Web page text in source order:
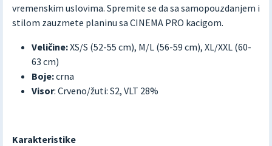
vremenskim uslovima. Spremite se da sa samopouzdanjem i
stilom zauzmete planinu sa CINEMA PRO kacigom.
Veličine:XS/S (52-55 cm), M/L (56-59 cm), XL/XXL (60-
63 cm)
Boje:crna
Visor: Crveno/žuti: S2, VLT 28%
Karakteristike